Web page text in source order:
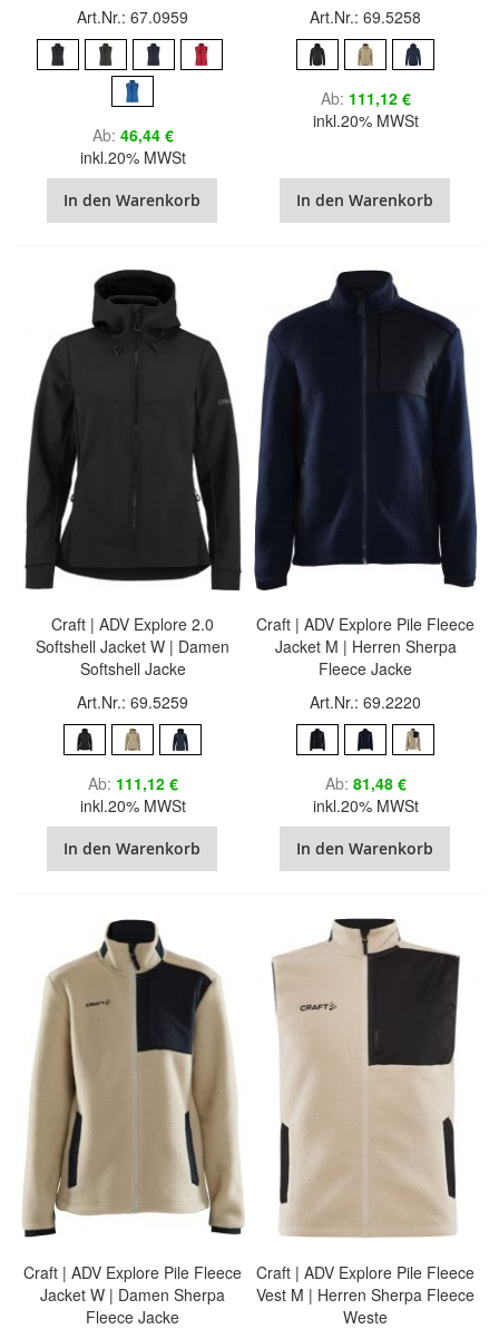
Art.Nr.: 67.0959
Ab 46,44 €
inkl.20% MWSt
In den Warenkorb
Art.Nr.: 69.5258
Ab 111,12 €
inkl.20% MWSt
In den Warenkorb
Craft | ADV Explore 2.0
Softshell Jacket W | Damen
Softshell Jacke
Art.Nr.: 69.5259
Ab 111,12 €
inkl.20% MWSt
In den Warenkorb
Craft | ADV Explore Pile Fleece
Jacket M | Herren Sherpa
Fleece Jacke
Art.Nr.: 69.2220
Ab 81,48 €
inkl.20% MWSt
In den Warenkorb
Craft | ADV Explore Pile Fleece
Jacket W | Damen Sherpa
Fleece Jacke
Craft | ADV Explore Pile Fleece
Vest M | Herren Sherpa Fleece
Weste